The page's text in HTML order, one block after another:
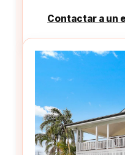
Contactar a un